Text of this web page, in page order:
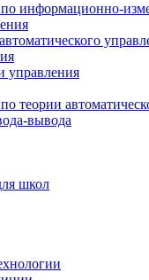
информационно-
управления
теории
вывода
школ